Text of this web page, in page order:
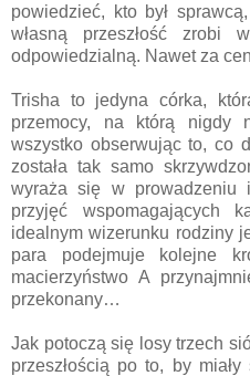
powiedzieć, kto był
własną przeszłość zrobi
odpowiedzialną. Nawet za
Trisha to jedyna córka,
przemocy, na którą nigdy
wszystko obserwując to, co
została tak samo
wyraża się w prowadzeniu
przyjęć wspomagających
idealnym wizerunku rodziny
para podejmuje kolejne
macierzyństwo A
przekonany…
Jak potoczą się losy trzech
przeszłością po to, by